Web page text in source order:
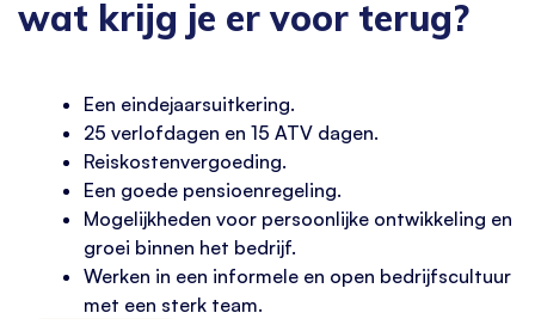
wat krijg je er voor terug?
Een eindejaarsuitkering.
25 verlofdagen en 15 ATV dagen.
Reiskostenvergoeding.
Een goede pensioenregeling.
Mogelijkheden voor persoonlijke ontwikkeling en
groei binnen het bedrijf.
Werken in een informele en open bedrijfscultuur
met een sterk team.